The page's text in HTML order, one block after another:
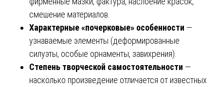
смешение материалов.
Характерные «почерковые» особенности —
узнаваемые элементы (деформированные
силуэты, особые орнаменты, завихрения).
Степень творческой самостоятельности —
насколько произведение отличается от известных